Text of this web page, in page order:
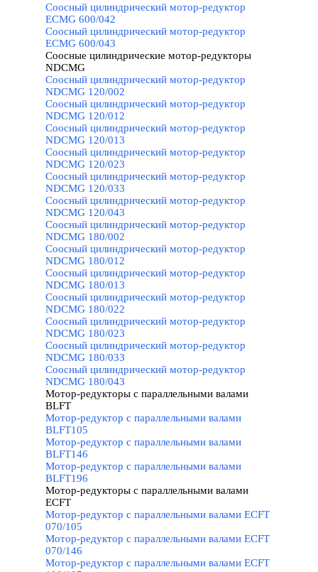
Соосный цилиндрический мотор-редуктор
ECMG 600/042
Соосный цилиндрический мотор-редуктор
ECMG 600/043
Соосные цилиндрические мотор-редукторы
NDCMG
Соосный цилиндрический мотор-редуктор
NDCMG 120/002
Соосный цилиндрический мотор-редуктор
NDCMG 120/012
Соосный цилиндрический мотор-редуктор
NDCMG 120/013
Соосный цилиндрический мотор-редуктор
NDCMG 120/023
Соосный цилиндрический мотор-редуктор
NDCMG 120/033
Соосный цилиндрический мотор-редуктор
NDCMG 120/043
Соосный цилиндрический мотор-редуктор
NDCMG 180/002
Соосный цилиндрический мотор-редуктор
NDCMG 180/012
Соосный цилиндрический мотор-редуктор
NDCMG 180/013
Соосный цилиндрический мотор-редуктор
NDCMG 180/022
Соосный цилиндрический мотор-редуктор
NDCMG 180/023
Соосный цилиндрический мотор-редуктор
NDCMG 180/033
Соосный цилиндрический мотор-редуктор
NDCMG 180/043
Мотор-редукторы с параллельными валами
BLFT
Мотор-редуктор с параллельными валами
BLFT105
Мотор-редуктор с параллельными валами
BLFT146
Мотор-редуктор с параллельными валами
BLFT196
Мотор-редукторы с параллельными валами
ECFT
Мотор-редуктор с параллельными валами ECFT
070/105
Мотор-редуктор с параллельными валами ECFT
070/146
Мотор-редуктор с параллельными валами ECFT